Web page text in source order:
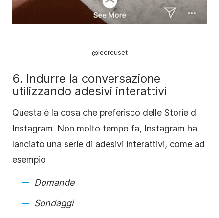
@lecreuset
6. Indurre la conversazione
utilizzando adesivi interattivi
Questa è la cosa che preferisco delle Storie di
Instagram. Non molto tempo fa, Instagram ha
lanciato una serie di adesivi interattivi, come ad
esempio
Domande
Sondaggi